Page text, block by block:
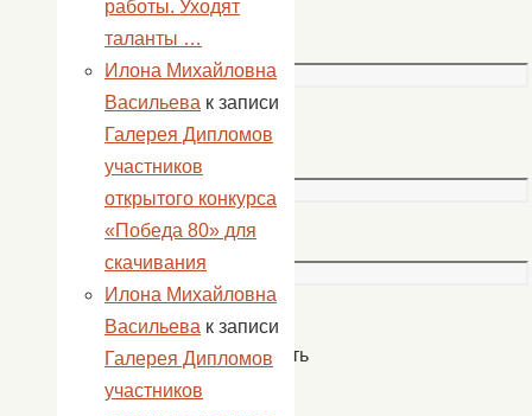
Имя
Сайт
Сохранить
работы. Уходят
таланты …
Илона Михайловна
Васильева к записи
Галерея Дипломов
участников
открытого конкурса
«Победа 80» для
скачивания
Илона Михайловна
Васильева к записи
Галерея Дипломов
участников